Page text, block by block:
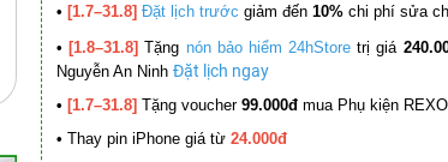
• [1.7–31.8] Đặt lịch trước giảm đến 10% chi phí sửa
• [1.8–31.8] Tặng nón bảo hiểm 24hStore trị giá
Nguyễn An Ninh Đặt lịch ngay
• [1.7–31.8] Tặng voucher 99.000đ mua Phụ kiện
• Thay pin iPhone giá từ 24.000đ